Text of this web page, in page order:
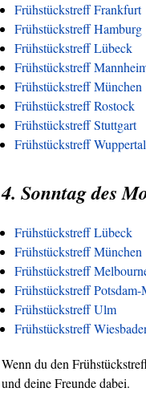
Frühstückstreff Frankfurt
Frühstückstreff Hamburg
Frühstückstreff Lübeck
Frühstückstreff
Frühstückstreff München
Frühstückstreff Rostock
Frühstückstreff Stuttgart
Frühstückstreff Wuppertal
4. Sonntag des
Frühstückstreff Lübeck
Frühstückstreff München
Frühstückstreff
Frühstückstreff
Frühstückstreff Ulm
Frühstückstreff
Wenn du den
und deine Freunde dabei.